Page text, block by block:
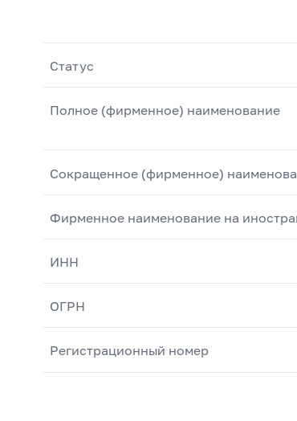
Статус
Полное (фирменное) наименование
Сокращенное (фирменное)
Фирменное наименование на
ИНН
ОГРН
Регистрационный номер